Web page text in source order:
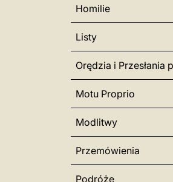
Homilie
Listy
Orędzia i Przesłania
Motu Proprio
Modlitwy
Przemówienia
Podróże